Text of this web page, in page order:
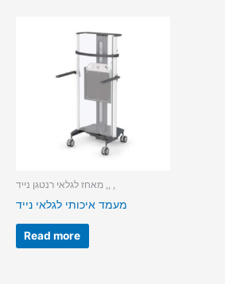
מאחז לגלאי רנטגן נייד ,, ,
מעמד איכותי לגלאי נייד
Read more